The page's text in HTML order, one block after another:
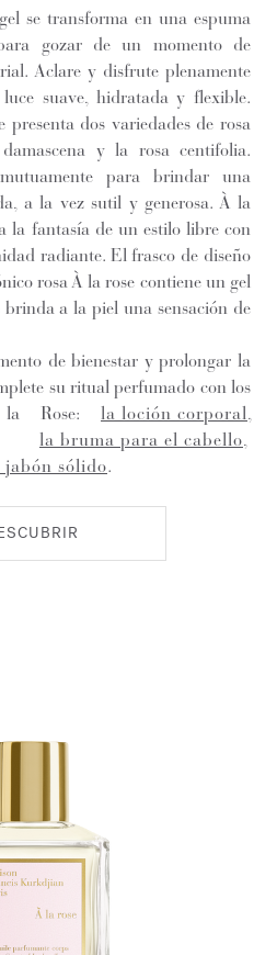
se transforma en una espuma
gozar de un momento de
Aclare y disfrute plenamente
suave, hidratada y flexible.
presenta dos variedades de rosa
y la rosa centifolia.
para brindar una
a la vez sutil y generosa. À la
la fantasía de un estilo libre con
radiante. El frasco de diseño
rosa À la rose contiene un gel
a la piel una sensación de
de bienestar y prolongar la
su ritual perfumado con los
la Rose: la loción corporal
la bruma para el cabello
jabón sólido.